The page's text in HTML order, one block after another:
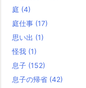
庭 (4)
庭仕事 (17)
思い出 (1)
怪我 (1)
息子 (152)
息子の帰省 (42)